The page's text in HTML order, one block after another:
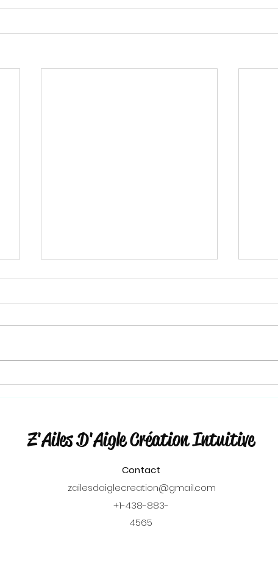
JE SUIS ! ... Questions et
Z'Ailes D'Aigle Création Intuitive
Contact
zailesdaiglecreation@gmail.com
+1-438-883-
4565